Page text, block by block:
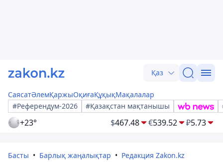
Қаз
СаясатӘлемҚаржыОқиғаҚұқықМақалалар
#Референдум-2026
#Қазақстан мақтанышы
+23° $467.48 €539.52 ₽5.73
Басты Барлық жаңалықтар Редакция Zakon.kz